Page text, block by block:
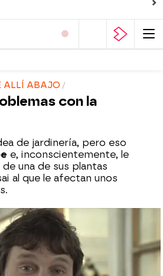
ALLÍ ABAJO
con la
de jardinería, pero eso
e, inconscientemente, le
una de sus plantas
al que le afectan unos